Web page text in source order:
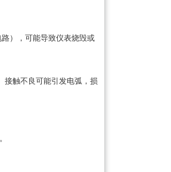
），可能导致仪表烧毁或
触不良可能引发电弧，损